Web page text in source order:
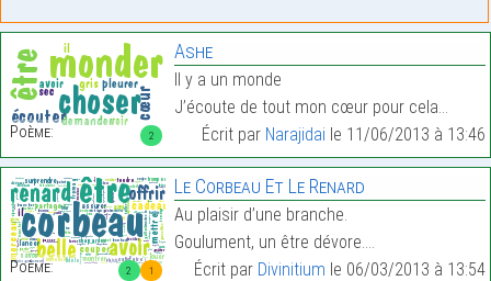
2
Poème:
Ashe
Il y a un monde
J’écoute de tout mon cœur pour cela…
Écrit par Narajidai le 11/06/2013 à 13:46
2 1
Poème:
Le Corbeau Et Le Renard
Au plaisir d’une branche.
Goulument, un être dévore.…
Écrit par Divinitium le 06/03/2013 à 13:54